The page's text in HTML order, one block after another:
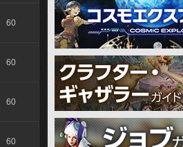
60
60
60
60